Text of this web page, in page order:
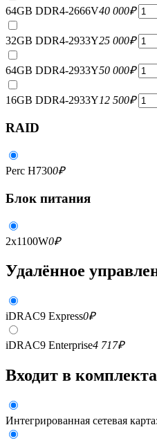
64GB DDR4-2666V40 000₽
32GB DDR4-2933Y25 000₽
64GB DDR4-2933Y50 000₽
16GB DDR4-2933Y12 500₽
RAID
Perc H7300₽
Блок питания
2x1100W0₽
Удалённое
iDRAC9 Express0₽
iDRAC9 Enterprise4 717₽
Входит в
Интегрированная сетевая